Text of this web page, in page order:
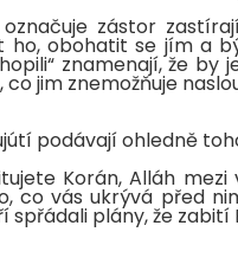
označuje zástor
ho, obohatit se jím a
znamenají, že
co jim znemožňuje
podávají ohledně
Korán, Alláh
co vás ukrývá před